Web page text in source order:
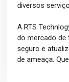
diversos
A RTS
do mercado de
seguro e
de ameaça.